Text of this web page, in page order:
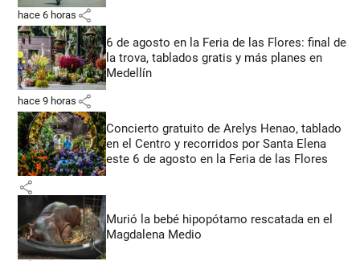
hace 6 horas share
6 de agosto en la Feria de las Flores: final de
la trova, tablados gratis y más planes en
Medellín
hace 9 horas share
Concierto gratuito de Arelys Henao, tablado
en el Centro y recorridos por Santa Elena
este 6 de agosto en la Feria de las Flores
share
Murió la bebé hipopótamo rescatada en el
Magdalena Medio